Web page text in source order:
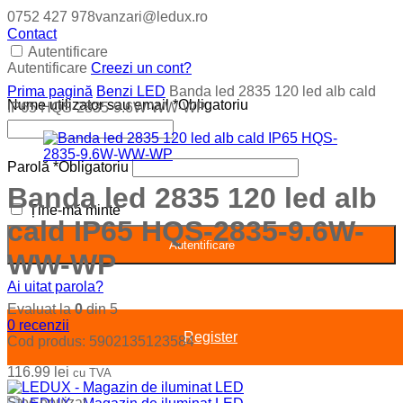
0752 427 978vanzari@ledux.ro
Contact
Autentificare
Autentificare Creezi un cont?
Nume utilizator sau email*Obligatoriu
Parolă *Obligatoriu
Ține-mă minte
Autentificare
Ai uitat parola?
Register
Prima pagină Benzi LED Banda led 2835 120 led alb cald
IP65 HQS-2835-9.6W-WW-WP
Banda led 2835 120 led alb
cald IP65 HQS-2835-9.6W-
WW-WP
Evaluat la0din 5
0 recenzii
Cod produs: 5902135123584
116.99 lei cu TVA